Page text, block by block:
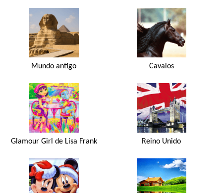
Mundo antigo Cavalos
Glamour Girl de Lisa Frank Reino Unido